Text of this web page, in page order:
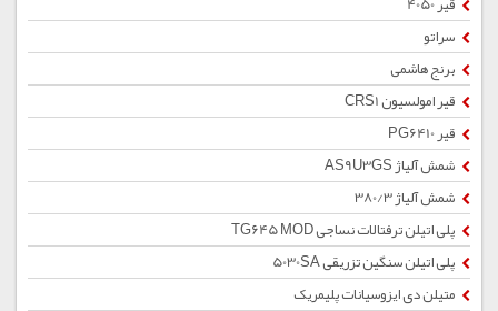
سراتو
برنج هاشمی
قیر امولسیون CRS1
قیر PG6410
شمش آلیاژ AS9U3GS
شمش آلیاژ 380/3
پلی اتیلن ترفتالات نساجی TG645 MOD
پلی اتیلن سنگین تزریقی 5030SA
متیلن دی ایزوسیانات پلیمریک